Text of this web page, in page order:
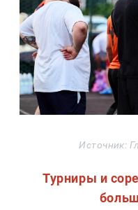
Источник:
Турниры и